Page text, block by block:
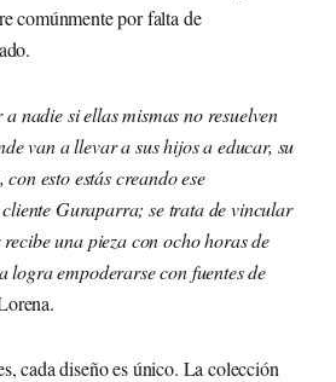
comúnmente por falta de
nadie si ellas mismas no resuelven
van a llevar a sus hijos a educar, su
esto estás creando ese
Guraparra; se trata de vincular
una pieza con ocho horas de
logra empoderarse con fuentes de
cada diseño es único. La colección